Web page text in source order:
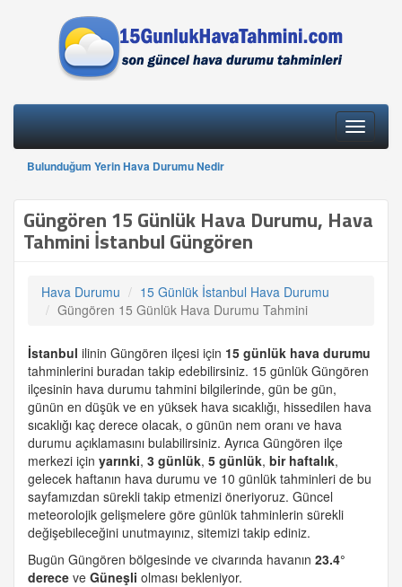
Toggle
Bulunduğum Yerin Hava Durumu Nedir
Güngören 15 Günlük Hava Durumu, Hava
Tahmini İstanbul Güngören
Hava Durumu
15 Günlük İstanbul Hava Durumu
Güngören 15 Günlük Hava Durumu Tahmini
İstanbul ilinin Güngören ilçesi için 15 günlük hava durumu
tahminlerini buradan takip edebilirsiniz. 15 günlük Güngören
ilçesinin hava durumu tahmini bilgilerinde, gün be gün,
günün en düşük ve en yüksek hava sıcaklığı, hissedilen hava
sıcaklığı kaç derece olacak, o günün nem oranı ve hava
durumu açıklamasını bulabilirsiniz. Ayrıca Güngören ilçe
merkezi için yarınki, 3 günlük, 5 günlük, bir haftalık,
gelecek haftanın hava durumu ve 10 günlük tahminleri de bu
sayfamızdan sürekli takip etmenizi öneriyoruz. Güncel
meteorolojik gelişmelere göre günlük tahminlerin sürekli
değişebileceğini unutmayınız, sitemizi takip ediniz.
Bugün Güngören bölgesinde ve civarında havanın 23.4°
derece ve Güneşli olması bekleniyor.